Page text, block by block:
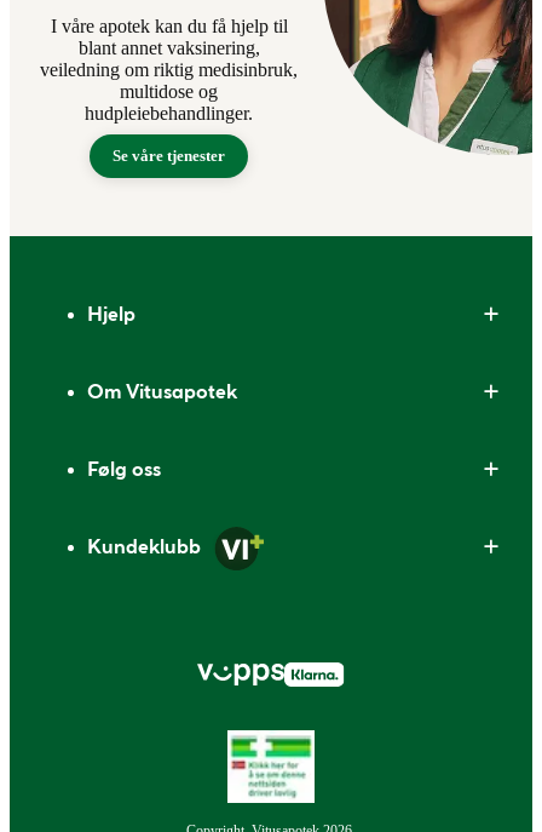
I våre apotek kan du få hjelp til
blant annet vaksinering,
veiledning om riktig medisinbruk,
multidose og
hudpleiebehandlinger.
Se våre tjenester
Hjelp
Om Vitusapotek
Følg oss
Kundeklubb